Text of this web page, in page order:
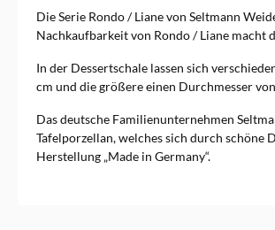
Die Serie Rondo / Liane von Seltmann
Nachkaufbarkeit von Rondo / Liane macht
In der Dessertschale lassen sich
cm und die größere einen Durchmesser
Das deutsche Familienunternehmen
Tafelporzellan, welches sich durch schöne
Herstellung „Made in Germany“.